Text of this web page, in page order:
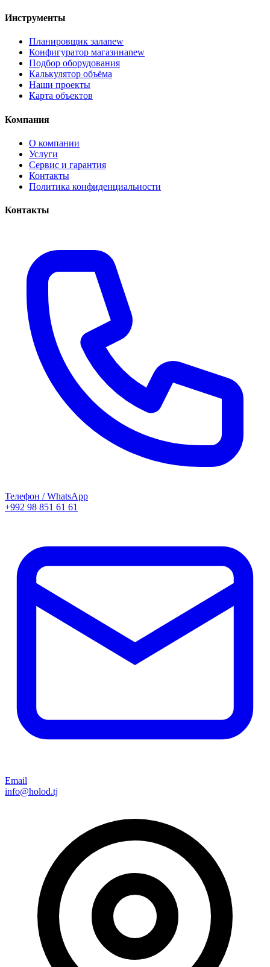
Инструменты
Планировщик залаnew
Конфигуратор магазинаnew
Подбор оборудования
Калькулятор объёма
Наши проекты
Карта объектов
Компания
О компании
Услуги
Сервис и гарантия
Контакты
Политика конфиденциальности
Контакты
Телефон / WhatsApp
+992 98 851 61 61
Email
info@holod.tj